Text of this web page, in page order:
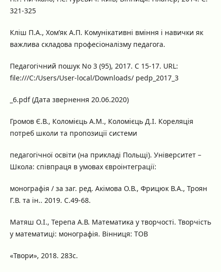
321-325
Кліш П.А., Хом’як А.П. Комунікативні вміння і навички як
важлива складова професіоналізму педагога.
Педагогічний пошук No 3 (95), 2017. С 15-17. URL:
file:///C:/Users/User-local/Downloads/ pedp_2017_3
_6.pdf (Дата звернення 20.06.2020)
Громов Є.В., Коломієць А.М., Коломієць Д.І. Кореляція
потреб школи та пропозиції системи
педагогічної освіти (на прикладі Польщі). Університет –
Школа: співпраця в умовах євроінтеграції:
монографія / за заг. ред. Акімова О.В., Фрицюк В.А., Троян
Г.В. та ін.. 2019. С.49-68.
Матяш О.І., Терепа А.В. Математика у творчості. Творчість
у математиці: монографія. Вінниця: ТОВ
«Твори», 2018. 283с.